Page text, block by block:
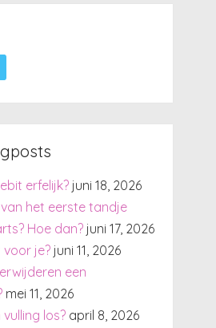
erfelijk? juni 18, 2026
het eerste tandje
Hoe dan? juni 17, 2026
voor je? juni 11, 2026
een
mei 11, 2026
los? april 8, 2026